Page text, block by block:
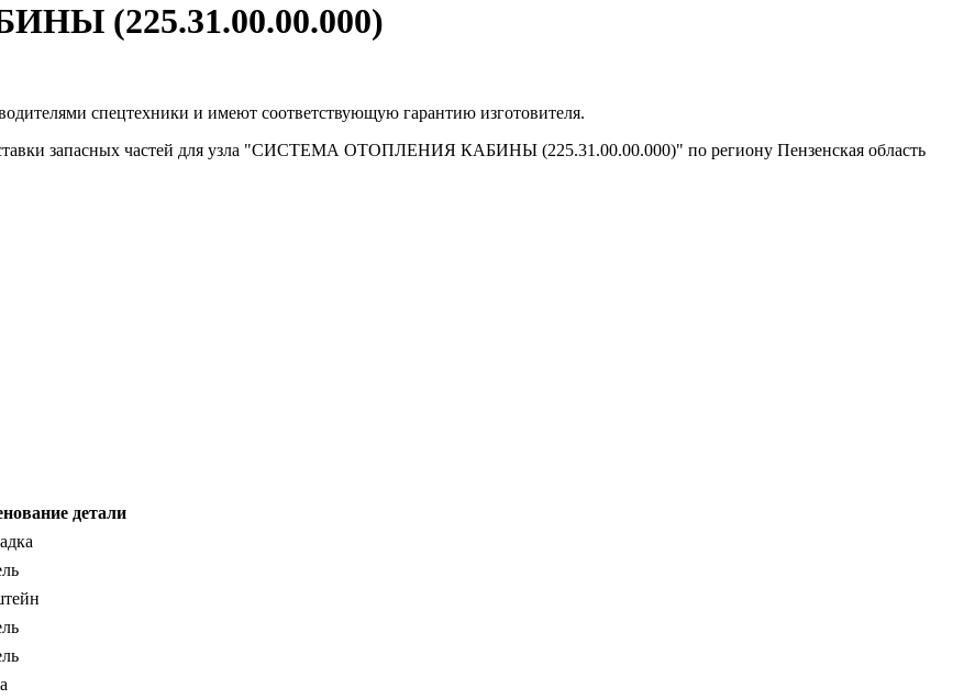
(225.31.00.00.000)
спецтехники и имеют соответствующую гарантию изготовителя.
запасных частей для узла "СИСТЕМА ОТОПЛЕНИЯ КАБИНЫ (225.31.00.00.000)" по региону Пензенская область
детали